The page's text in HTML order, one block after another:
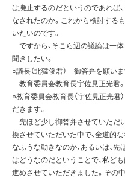
は廃止するのだというのであれば
なされたのか。これから検討する
いたいのです。
ですから、そこら辺の議論は一
聞きしたい。
○議長（北猛俊君） 御答弁を願いま
教育委員会教育長宇佐見正光君。
○教育委員会教育長（宇佐見正光
だきます。
先ほど少し御答弁させていただ
換させていただいた中で、全道的
なふうな動きなのか、あるいは、
はどうなのだということで、私ど
進めさせていただきました。その